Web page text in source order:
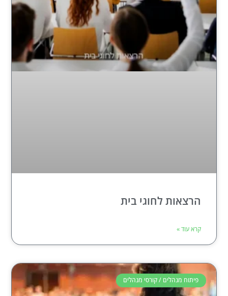
הרצאות לחוגי בית
קרא עוד »
פיתוח מנהלים / קורסי מנהלים